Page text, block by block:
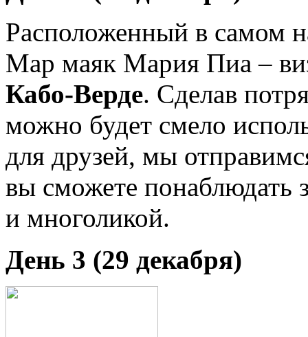
Расположенный в самом
Мар маяк Мария Пиа –
Кабо-Верде. Сделав
можно будет смело
для друзей, мы
вы сможете понаблюдать
и многоликой.
День 3 (29 декабря)